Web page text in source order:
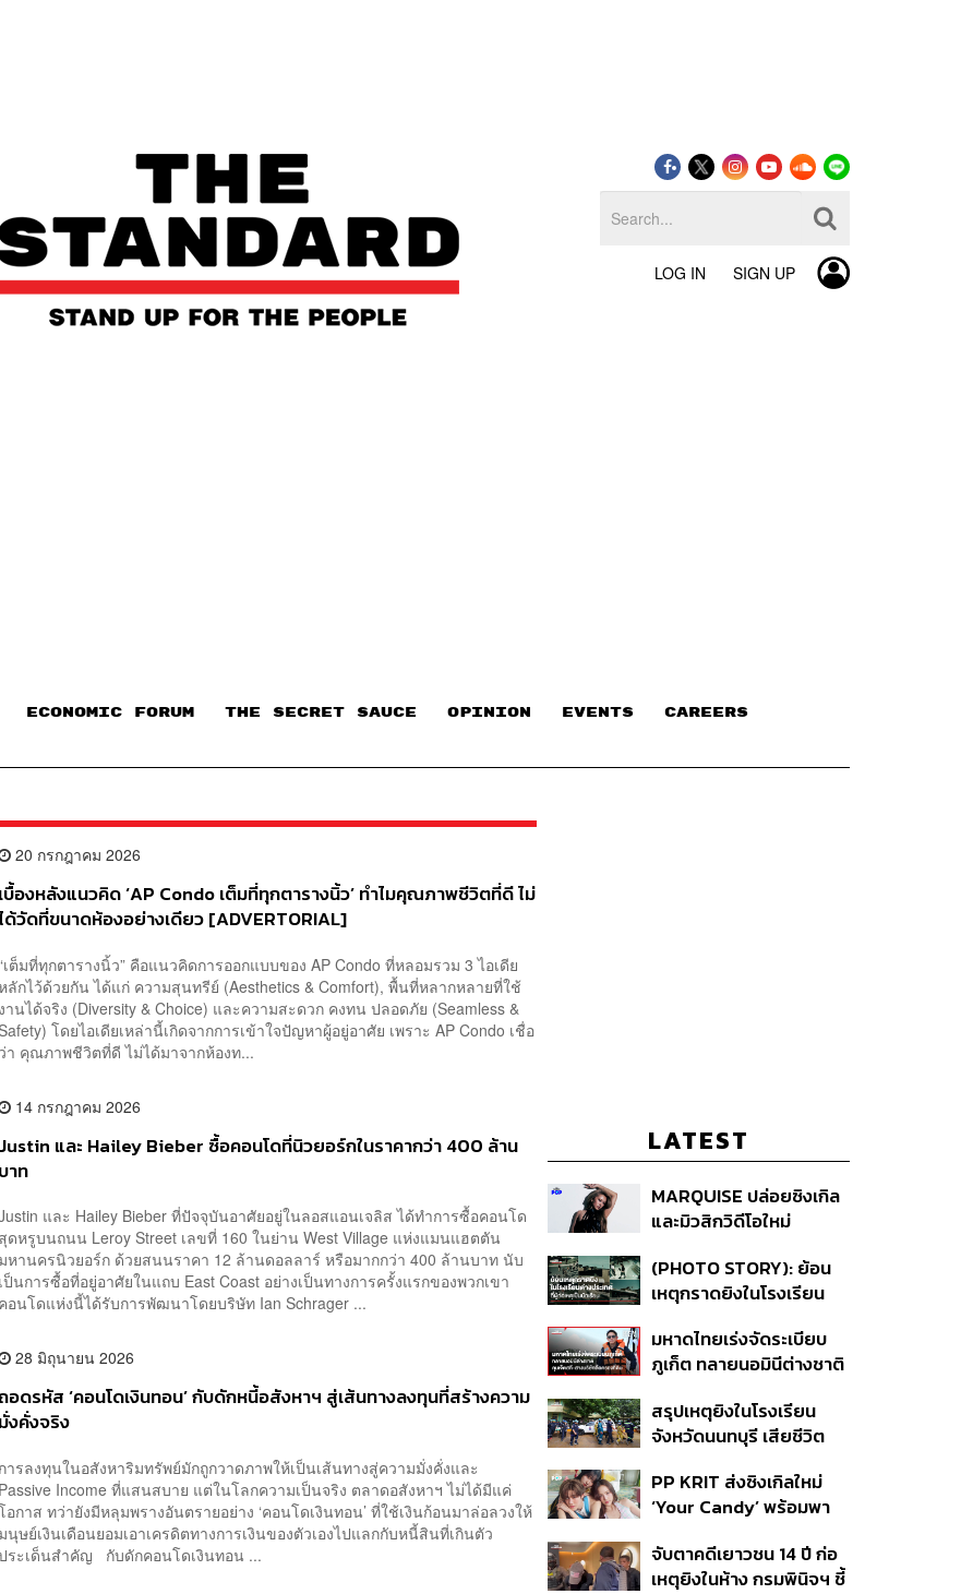
LOG IN SIGN UP
ECONOMIC FORUM THE SECRET SAUCE​ OPINION EVENTS CAREERS
20 กรกฎาคม 2026
เบื้องหลังแนวคิด ‘AP Condo เต็มที่ทุกตารางนิ้ว’ ทำไมคุณภาพชีวิตที่ดี ไม่
ด้วัดที่ขนาดห้องอย่างเดียว [ADVERTORIAL]
เต็มที่ทุกตารางนิ้ว” คือแนวคิดการออกแบบของ AP Condo ที่หลอมรวม 3 ไอเดีย
ลักไว้ด้วยกัน ได้แก่ ความสุนทรีย์ (Aesthetics & Comfort), พื้นที่หลากหลายที่ใช้
งานได้จริง (Diversity & Choice) และความสะดวก คงทน ปลอดภัย (Seamless &
โดยไอเดียเหล่านี้เกิดจากการเข้าใจปัญหาผู้อยู่อาศัย เพราะ AP Condo เชื่อ
ว่า คุณภาพชีวิตที่ดี ไม่ได้มาจากห้องท...
14 กรกฎาคม 2026
Justin และ Hailey Bieber ซื้อคอนโดที่นิวยอร์กในราคากว่า 400 ล้าน
บาท
และ Hailey Bieber ที่ปัจจุบันอาศัยอยู่ในลอสแอนเจลิส ได้ทำการซื้อคอนโด
สุดหรูบนถนน Leroy Street เลขที่ 160 ในย่าน West Village แห่งแมนแฮตตัน
มหานครนิวยอร์ก ด้วยสนนราคา 12 ล้านดอลลาร์ หรือมากกว่า 400 ล้านบาท นับ
เป็นการซื้อที่อยู่อาศัยในแถบ East Coast อย่างเป็นทางการครั้งแรกของพวกเขา
คอนโดแห่งนี้ได้รับการพัฒนาโดยบริษัท Ian Schrager ...
28 มิถุนายน 2026
อดรหัส ‘คอนโดเงินทอน’ กับดักหนี้อสังหาฯ สู่เส้นทางลงทุนที่สร้างความ
มั่งคั่งจริง
การลงทุนในอสังหาริมทรัพย์มักถูกวาดภาพให้เป็นเส้นทางสู่ความมั่งคั่งและ
Passive Income ที่แสนสบาย แต่ในโลกความเป็นจริง ตลาดอสังหาฯ ไม่ได้มีแค่
อกาส ทว่ายังมีหลุมพรางอันตรายอย่าง ‘คอนโดเงินทอน’ ที่ใช้เงินก้อนมาล่อลวงให้
มนุษย์เงินเดือนยอมเอาเครดิตทางการเงินของตัวเองไปแลกกับหนี้สินที่เกินตัว
ระเด็นสำคัญ กับดักคอนโดเงินทอน ...
LATEST
MARQUISE ปล่อยซิงเกิล
และมิวสิกวิดีโอใหม่
สัมพันธ์สุด Toxic
(PHOTO STORY): ย้อน
เหตุกราดยิงในโรงเรียน
นักเรียน
มหาดไทยเร่งจัดระเบียบ
ภูเก็ต ทลายนอมินีต่างชาติ
ที่ดิน เคลียร์ใบอนุญาต
โรงแรมค้าง 7 ปี
สรุปเหตุยิงในโรงเรียน
จังหวัดนนทบุรี เสียชีวิต
ปมค้นประวัติคดีกราดยิงที่
สหรัฐฯ
PP KRIT ส่งซิงเกิลใหม่
‘Your Candy’ พร้อมพา
สิกวิดีโอ
จับตาคดีเยาวชน 14 ปี ก่อ
เหตุยิงในห้าง กรมพินิจฯ ชี้